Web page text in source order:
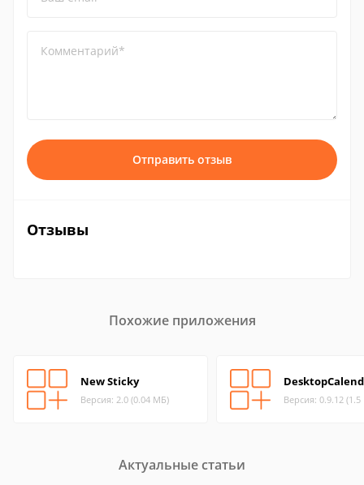
Комментарий*
Отправить отзыв
Отзывы
Похожие приложения
New Sticky
Версия: 2.0 (0.04 МБ) Версия: 0.9.12
Актуальные статьи